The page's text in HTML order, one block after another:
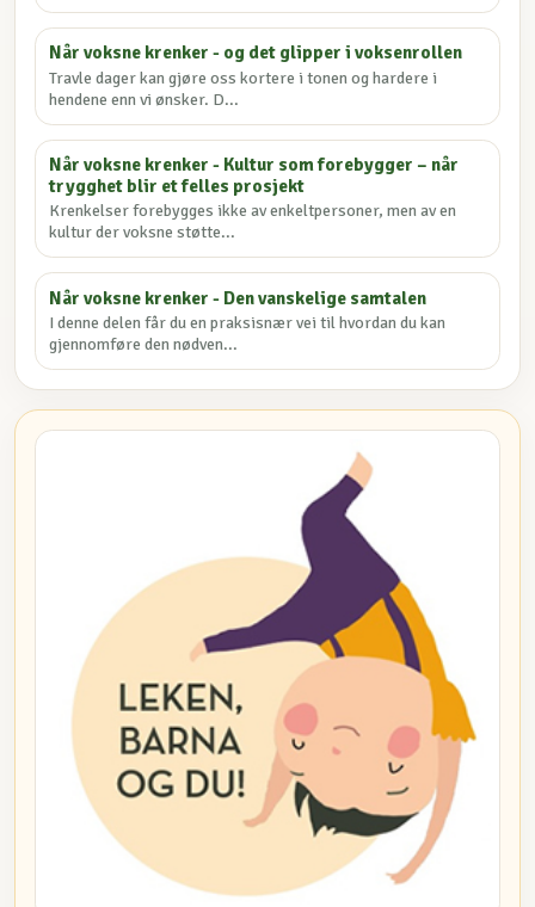
Når voksne krenker - og det glipper i voksenrollen
Travle dager kan gjøre oss kortere i tonen og hardere i
hendene enn vi ønsker. D...
Når voksne krenker - Kultur som forebygger – når
trygghet blir et felles prosjekt
Krenkelser forebygges ikke av enkeltpersoner, men av en
kultur der voksne støtte...
Når voksne krenker - Den vanskelige samtalen
I denne delen får du en praksisnær vei til hvordan du kan
gjennomføre den nødven...